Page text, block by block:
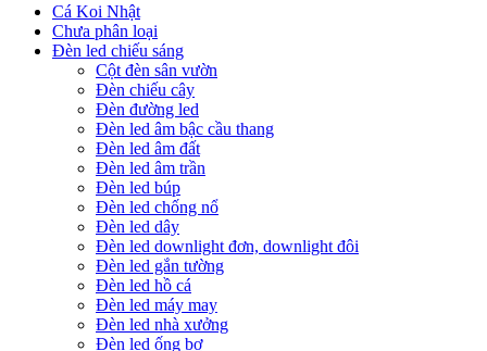
Cá Koi Nhật
Chưa phân loại
Đèn led chiếu sáng
Cột đèn sân vườn
Đèn chiếu cây
Đèn đường led
Đèn led âm bậc cầu thang
Đèn led âm đất
Đèn led âm trần
Đèn led búp
Đèn led chống nổ
Đèn led dây
Đèn led downlight đơn, downlight đôi
Đèn led gắn tường
Đèn led hồ cá
Đèn led máy may
Đèn led nhà xưởng
Đèn led ống bơ